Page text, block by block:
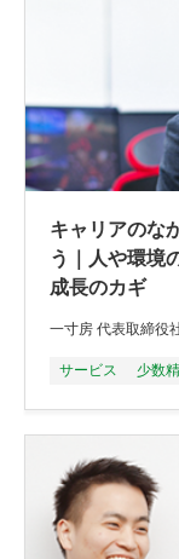
キャリアのな
う｜人や環境
成長のカギ
一寸房 代表取締役
サービス 少数